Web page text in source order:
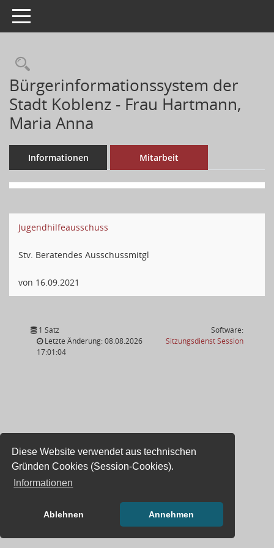
Diese Website verwendet aus technischen
Gründen Cookies (Session-Cookies).
Informationen
Ablehnen Annehmen
Toggle navigation
Bürgerinformationssystem der
Stadt Koblenz - Frau Hartmann,
Maria Anna
Informationen Mitarbeit
Jugendhilfeausschuss
Stv. Beratendes Ausschussmitgl
von 16.09.2021
1 Satz
Letzte Änderung: 08.08.2026
17:01:04
Software:
SitzungsdienstSession(Wird in